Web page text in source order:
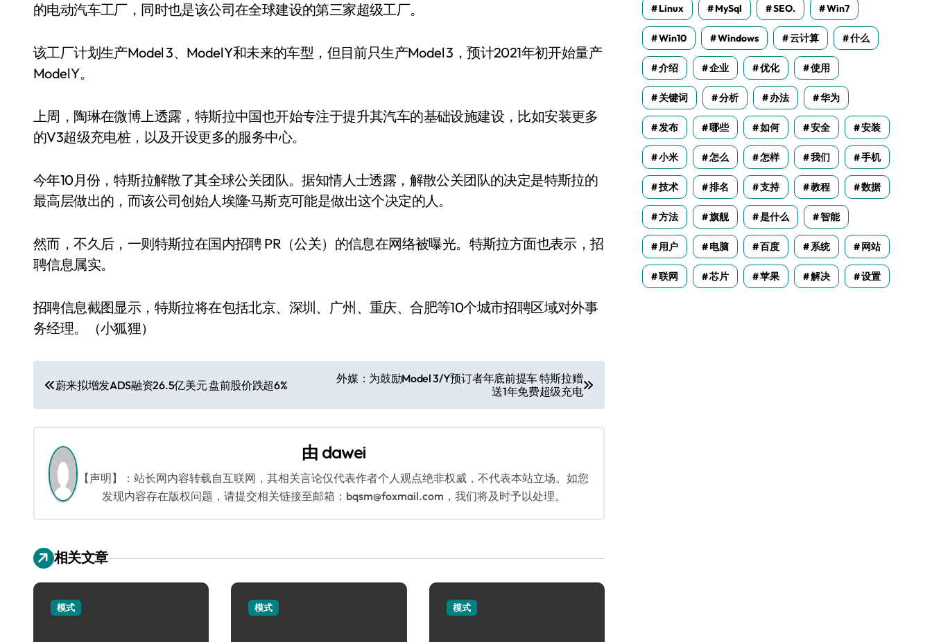
的电动汽车工厂，同时也是该公司在全球建设的第三家超级工厂。
该工厂计划生产Model 3、Model Y和未来的车型，但目前只生产Model 3，预计2021年初开始量产
Model Y。
上周，陶琳在微博上透露，特斯拉中国也开始专注于提升其汽车的基础设施建设，比如安装更多
的V3超级充电桩，以及开设更多的服务中心。
今年10月份，特斯拉解散了其全球公关团队。据知情人士透露，解散公关团队的决定是特斯拉的
最高层做出的，而该公司创始人埃隆·马斯克可能是做出这个决定的人。
然而，不久后，一则特斯拉在国内招聘 PR（公关）的信息在网络被曝光。特斯拉方面也表示，招
聘信息属实。
招聘信息截图显示，特斯拉将在包括北京、深圳、广州、重庆、合肥等10个城市招聘区域对外事
务经理。（小狐狸）
文
章
导
航
蔚来拟增发ADS融资26.5亿美元 盘前股价跌超6%
外媒：为鼓励Model 3/Y预订者年底前提车 特斯拉赠
送1年免费超级充电
由 dawei
【声明】：站长网内容转载自互联网，其相关言论仅代表作者个人观点绝非权威，不代表本站立场。如您
发现内容存在版权问题，请提交相关链接至邮箱：bqsm@foxmail.com，我们将及时予以处理。
相关文章
模式 模式 模式
Linux MySql SEO. Win7
Win10 Windows 云计算 什么
介绍 企业 优化 使用
关键词 分析 办法 华为
发布 哪些 如何 安全 安装
小米 怎么 怎样 我们 手机
技术 排名 支持 教程 数据
方法 旗舰 是什么 智能
用户 电脑 百度 系统 网站
联网 芯片 苹果 解决 设置